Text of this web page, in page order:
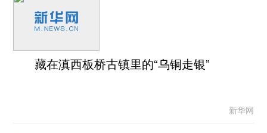
藏在滇西板桥古镇里的“乌铜走银”
新华网